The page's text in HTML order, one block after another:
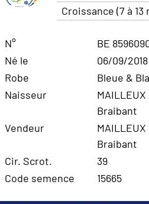
Croissance (7 à 13
N°
BE
Né le
06/09/2018
Robe
Bleue &
Naisseur
MAILLEUX
Braibant
Vendeur
MAILLEUX
Braibant
Cir. Scrot.
39
Code semence
15665